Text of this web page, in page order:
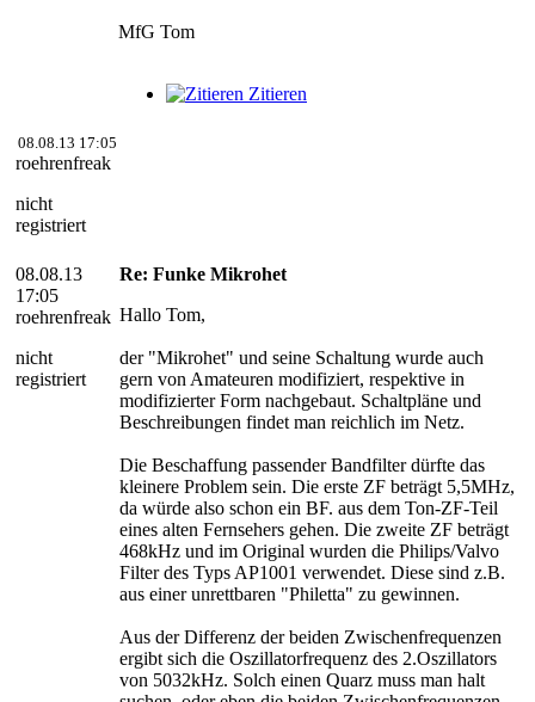
MfG Tom
Zitieren
08.08.13 17:05
roehrenfreak
nicht
registriert
08.08.13
17:05
roehrenfreak
nicht
registriert
Re: Funke Mikrohet
Hallo Tom,
der "Mikrohet" und seine Schaltung wurde auch
gern von Amateuren modifiziert, respektive in
modifizierter Form nachgebaut. Schaltpläne und
Beschreibungen findet man reichlich im Netz.
Die Beschaffung passender Bandfilter dürfte das
kleinere Problem sein. Die erste ZF beträgt 5,5MHz,
da würde also schon ein BF. aus dem Ton-ZF-Teil
eines alten Fernsehers gehen. Die zweite ZF beträgt
468kHz und im Original wurden die Philips/Valvo
Filter des Typs AP1001 verwendet. Diese sind z.B.
aus einer unrettbaren "Philetta" zu gewinnen.
Aus der Differenz der beiden Zwischenfrequenzen
ergibt sich die Oszillatorfrequenz des 2.Oszillators
von 5032kHz. Solch einen Quarz muss man halt